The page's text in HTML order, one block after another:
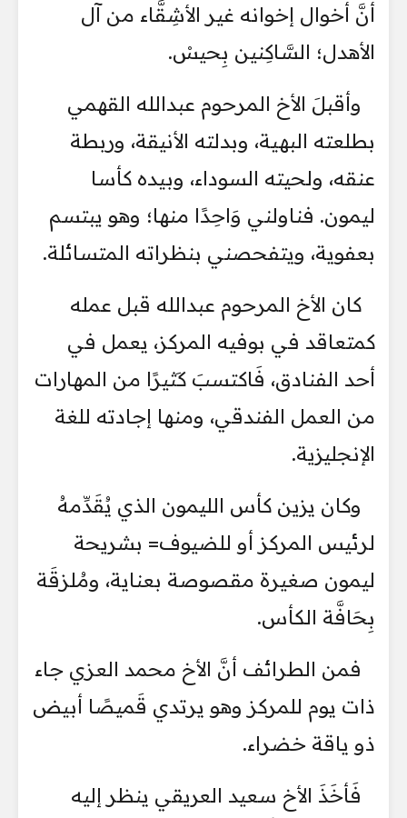
أنَّ أخوال إخوانه غير الأشِقَّاء من آل
الأهدل؛ السَّاكِنين بِحيسْ.
وأقبلَ الأخ المرحوم عبدالله القهمي
بطلعته البهية، وبدلته الأنيقة، وربطة
عنقه، ولحيته السوداء، وبيده كأسا
ليمون. فناولني وَاحِدًا منها؛ وهو يبتسم
بعفوية، ويتفحصني بنظراته المتسائلة.
كان الأخ المرحوم عبدالله قبل عمله
كمتعاقد في بوفيه المركز، يعمل في
أحد الفنادق، فَاكتسبَ كَثيرًا من المهارات
من العمل الفندقي، ومنها إجادته للغة
الإنجليزية.
وكان يزين كأس الليمون الذي يُقَدِّمهُ
لرئيس المركز أو للضيوف= بشريحة
ليمون صغيرة مقصوصة بعناية، ومُلزقَة
بِحَافَّة الكأس.
فمن الطرائف أنَّ الأخ محمد العزي جاء
ذات يوم للمركز وهو يرتدي قَميصًا أبيض
ذو ياقة خضراء.
فَأخَذَ الأخ سعيد العريقي ينظر إليه